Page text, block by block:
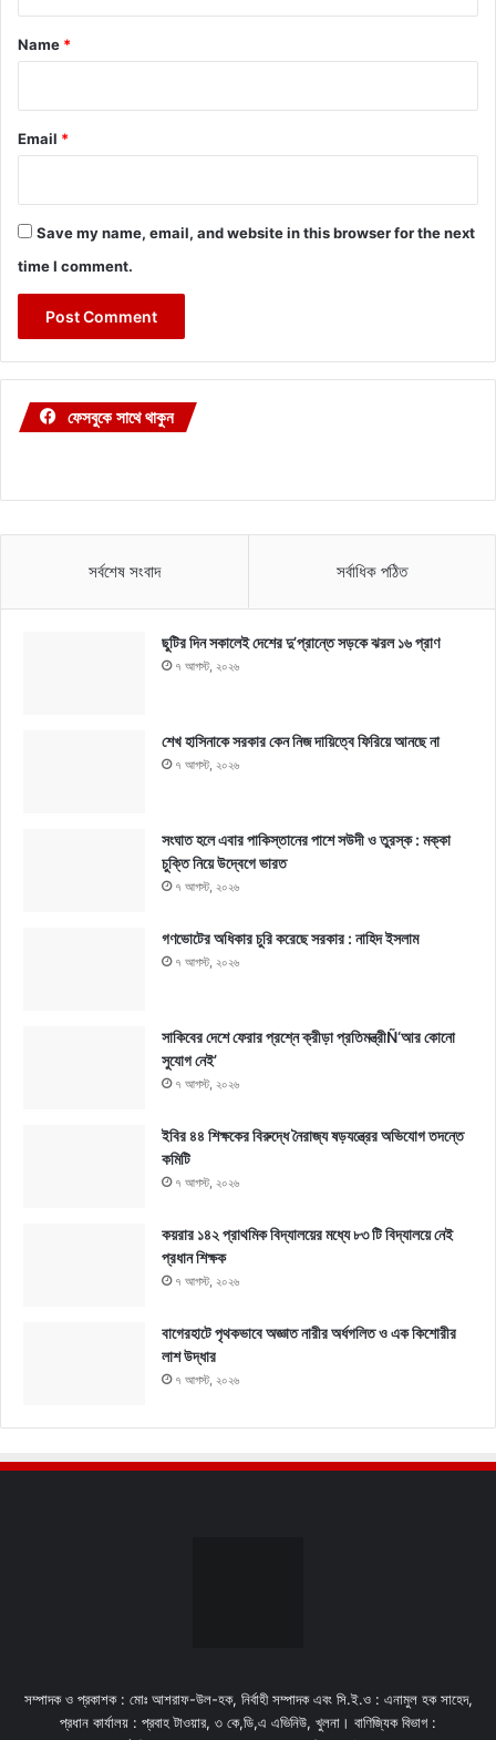
*
Name *
Email *
Save my name, email, and website in this browser for the next
time I comment.
ফেসবুকে সাথে থাকুন
সর্বশেষ সংবাদ সর্বাধিক পঠিত
ছুটির দিন সকালেই দেশের দু’প্রান্তে সড়কে ঝরল ১৬ প্রাণ
৭ আগস্ট, ২০২৬
শেখ হাসিনাকে সরকার কেন নিজ দায়িত্বে ফিরিয়ে আনছে না
৭ আগস্ট, ২০২৬
সংঘাত হলে এবার পাকিস্তানের পাশে সউদী ও তুরস্ক : মক্কা
চুক্তি নিয়ে উদ্বেগে ভারত
৭ আগস্ট, ২০২৬
গণভোটের অধিকার চুরি করেছে সরকার : নাহিদ ইসলাম
৭ আগস্ট, ২০২৬
সাকিবের দেশে ফেরার প্রশ্নে ক্রীড়া প্রতিমন্ত্রীÑ‘আর কোনো
সুযোগ নেই’
৭ আগস্ট, ২০২৬
ইবির ৪৪ শিক্ষকের বিরুদ্ধে নৈরাজ্য ষড়যন্ত্রের অভিযোগ তদন্তে
কমিটি
৭ আগস্ট, ২০২৬
কয়রার ১৪২ প্রাথমিক বিদ্যালয়ের মধ্যে ৮৩ টি বিদ্যালয়ে নেই
প্রধান শিক্ষক
৭ আগস্ট, ২০২৬
বাগেরহাটে পৃথকভাবে অজ্ঞাত নারীর অর্ধগলিত ও এক কিশোরীর
লাশ উদ্ধার
৭ আগস্ট, ২০২৬
সম্পাদক ও প্রকাশক : মোঃ আশরাফ-উল-হক, নির্বাহী সম্পাদক এবং সি.ই.ও : এনামুল হক সাহেদ,
প্রধান কার্যালয় : প্রবাহ টাওয়ার, ৩ কে,ডি,এ এভিনিউ, খুলনা। বাণিজ্যিক বিভাগ :